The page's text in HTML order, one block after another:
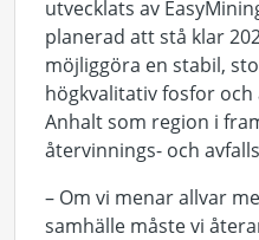
utvecklats av
planerad att stå klar
möjliggöra en stabil,
högkvalitativ fosfor och
Anhalt som region i
återvinnings- och
– Om vi menar allvar
samhälle måste vi